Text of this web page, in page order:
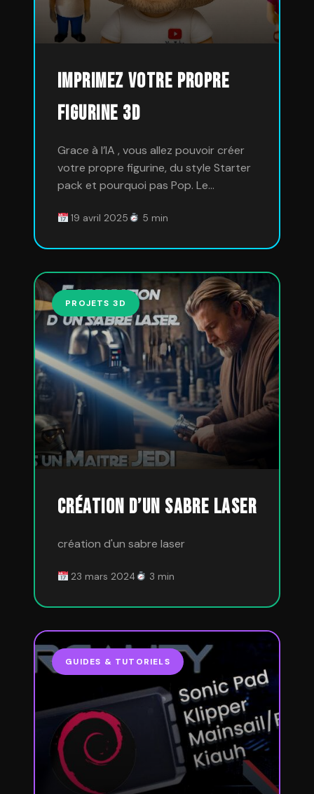
Imprimez votre propre
figurine 3D
Grace à l’IA , vous allez pouvoir créer
votre propre figurine, du style Starter
pack et pourquoi pas Pop. Le…
19 avril 2025 5 min
PROJETS 3D
Création d’un sabre laser
création d'un sabre laser
23 mars 2024 3 min
GUIDES & TUTORIELS